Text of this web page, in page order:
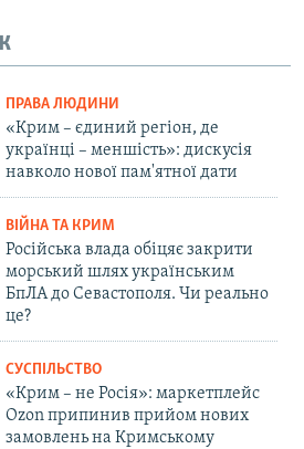
ПРАВА ЛЮДИНИ
«Крим – єдиний регіон, де
українці – меншість»: дискусія
навколо нової пам'ятної дати
ВІЙНА ТА КРИМ
Російська влада обіцяє закрити
морський шлях українським
БпЛА до Севастополя. Чи реально
це?
СУСПІЛЬСТВО
«Крим – не Росія»: маркетплейс
Ozon припинив прийом нових
замовлень на Кримському